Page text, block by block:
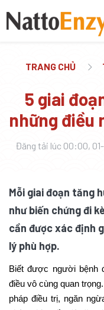
TRANG CHỦ
5 giai
những điều
Đăng tải lúc 00:00,
Mỗi giai đoạn tăng
như biến chứng đi
cần được xác định
lý phù hợp.
Biết được người bệnh
điều vô cùng quan
pháp điều trị, ngăn